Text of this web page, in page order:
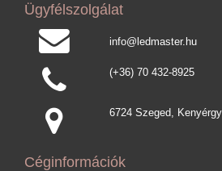
Ügyfélszolgálat
info@ledmaster.hu
(+36) 70 432-8925
6724 Szeged,
Céginformációk